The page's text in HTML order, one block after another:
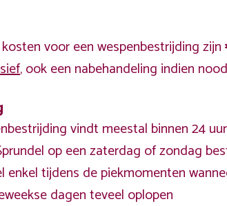
voor een wespenbestrijding zijn
, ook een nabehandeling indien
vindt meestal binnen 24
op een zaterdag of zondag
enkel tijdens de piekmomenten
dagen teveel oplopen